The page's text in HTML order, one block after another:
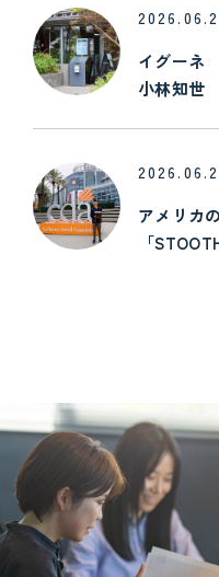
イグーネ
小林知世
アメリカ
「